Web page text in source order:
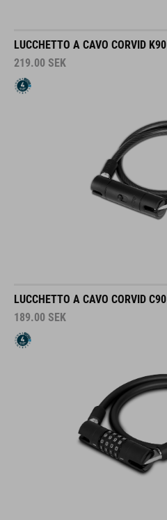
LUCCHETTO A CAVO CORVID K90
219.00 SEK
LUCCHETTO A CAVO CORVID C90
189.00 SEK